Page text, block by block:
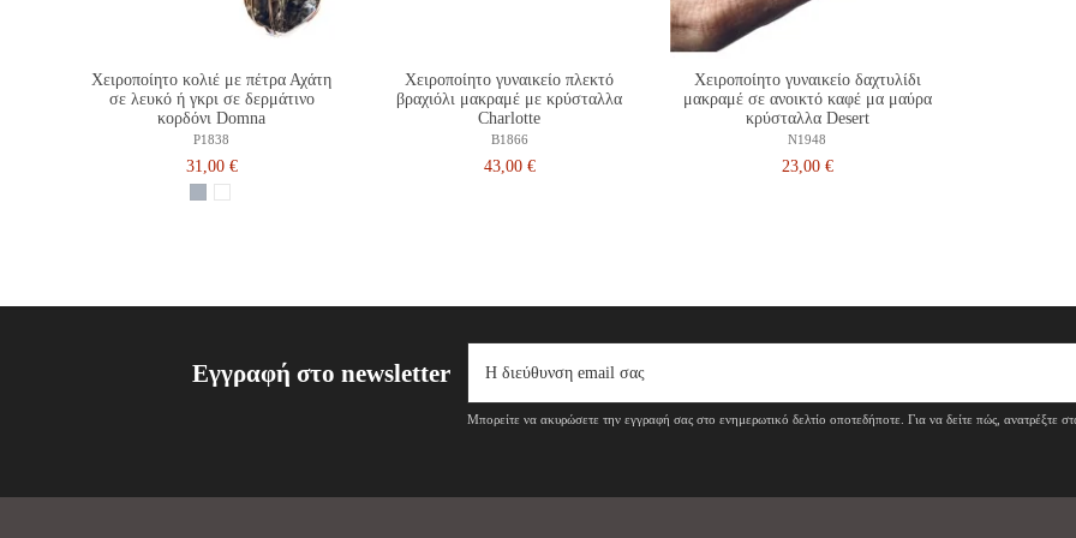
Χειροποίητο κολιέ με πέτρα Αχάτη
σε λευκό ή γκρι σε δερμάτινο
κορδόνι Domna
P1838
31,00 €
Χειροποίητο γυναικείο πλεκτό
βραχιόλι μακραμέ με κρύσταλλα
Charlotte
B1866
43,00 €
Χειροποίητο γυναικείο δαχτυλίδι
μακραμέ σε ανοικτό καφέ μα μαύρα
κρύσταλλα Desert
N1948
23,00 €
Εγγραφή στο newsletter
Μπορείτε να ακυρώσετε την εγγραφή σας στο ενημερωτικό δελτίο οποτεδήποτε. Για να δείτε πώς, ανατρέξτε